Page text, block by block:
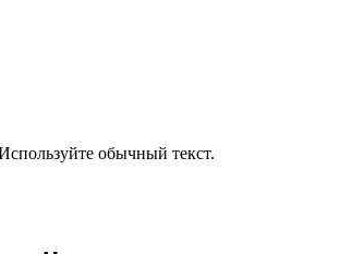
обычный текст.